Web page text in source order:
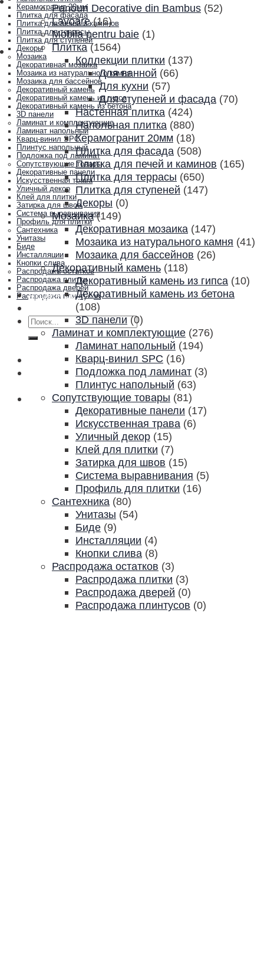
Керамогранит 20мм
Плитка для фасада
Плитка для печей и каминов
Плитка для террасы
Плитка для ступеней
Декоры
Мозаика
Декоративная мозаика
Мозаика из натурального камня
Мозаика для бассейнов
Декоративный камень
Декоративный камень из гипса
Декоративный камень из бетона
3D панели
Ламинат и комплектующие
Ламинат напольный
Кварц-винил SPC
Плинтус напольный
Подложка под ламинат
Сопутствующие товары
Декоративные панели
Искусственная трава
Уличный декор
Клей для плитки
Затирка для швов
Система выравнивания
Профиль для плитки
Сантехника
Унитазы
Биде
Инсталляции
Кнопки слива
Распродажа остатков
Распродажа плитки
Распродажа дверей
Распродажа плинтусов
Акции и скидки
Искать:
Panouri Decorative din Bambus (52)
Lavoare (16)
Mobila pentru baie (1)
Плитка (1564)
Коллекции плитки (137)
Для ванной (66)
Для кухни (57)
Для ступеней и фасада (70)
Настенная плитка (424)
Напольная плитка (880)
Керамогранит 20мм (18)
Плитка для фасада (508)
Плитка для печей и каминов (165)
Плитка для террасы (650)
Плитка для ступеней (147)
Декоры (0)
Мозаика (149)
Декоративная мозаика (147)
Мозаика из натурального камня (41)
Мозаика для бассейнов (26)
Декоративный камень (118)
Декоративный камень из гипса (10)
Декоративный камень из бетона
(108)
3D панели (0)
Ламинат и комплектующие (276)
Ламинат напольный (194)
Кварц-винил SPC (16)
Подложка под ламинат (3)
Плинтус напольный (63)
Сопутствующие товары (81)
Декоративные панели (17)
Искусственная трава (6)
Уличный декор (15)
Клей для плитки (7)
Затирка для швов (15)
Система выравнивания (5)
Профиль для плитки (16)
Сантехника (80)
Унитазы (54)
Биде (9)
Инсталляции (4)
Кнопки слива (8)
Распродажа остатков (3)
Распродажа плитки (3)
Распродажа дверей (0)
Распродажа плинтусов (0)